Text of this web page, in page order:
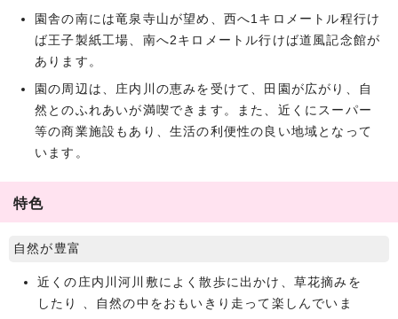
園舎の南には竜泉寺山が望め、西へ1キロメートル程行け
ば王子製紙工場、南へ2キロメートル行けば道風記念館が
あります。
園の周辺は、庄内川の恵みを受けて、田園が広がり、自
然とのふれあいが満喫できます。また、近くにスーパー
等の商業施設もあり、生活の利便性の良い地域となって
います。
特色
自然が豊富
近くの庄内川河川敷によく散歩に出かけ、草花摘みを
したり 、自然の中をおもいきり走って楽しんでいま